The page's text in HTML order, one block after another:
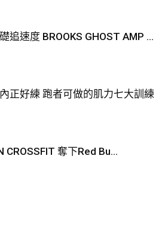
追速度 BROOKS GHOST AMP ...
正好練 跑者可做的肌力七大訓練
CROSSFIT 奪下Red Bu...